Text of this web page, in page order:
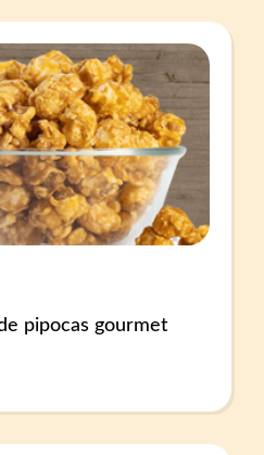
pipocas gourmet